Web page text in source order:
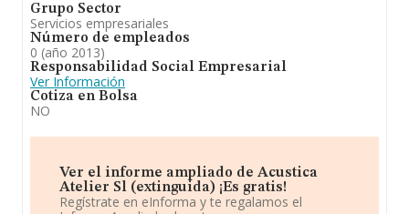
Grupo Sector
Servicios empresariales
Número de empleados
0 (año 2013)
Responsabilidad Social Empresarial
Ver Información
Cotiza en Bolsa
NO
Ver el informe ampliado de Acustica
Atelier Sl (extinguida) ¡Es gratis!
Regístrate en eInforma y te regalamos el